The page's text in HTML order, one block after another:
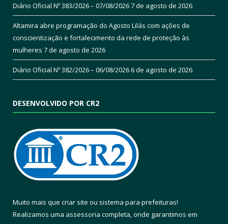
Diário Oficial Nº 383/2026 – 07/08/20267 de agosto de 2026
Altamira abre programação do Agosto Lilás com ações de
conscientização e fortalecimento da rede de proteção às
mulheres 7 de agosto de 2026
Diário Oficial Nº 382/2026 – 06/08/20266 de agosto de 2026
DESENVOLVIDO POR CR2
Muito mais que criar site ou sistema para prefeituras!
Realizamos uma assessoria completa, onde garantimos em